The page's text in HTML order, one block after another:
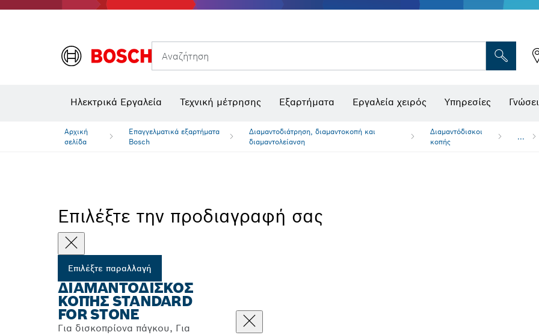
Αναζήτηση
Ηλεκτρικά Εργαλεία Τεχνική μέτρησης Εξαρτήματα Εργαλεία χειρός Υπηρεσίες
Αρχική
σελίδα
Επαγγελματικά εξαρτήματα
Bosch
Διαμαντοδιάτρηση, διαμαντοκοπή και
διαμαντολείανση
Διαμαντόδισκοι
κοπής
...
Επιλέξτε την προδιαγραφή σας
Επιλέξτε παραλλαγή
ΔΙΑΜΑΝΤΌΔΙΣΚΟΣ
ΚΟΠΉΣ STANDARD
FOR STONE
Για δισκοπρίονα πάγκου, Για